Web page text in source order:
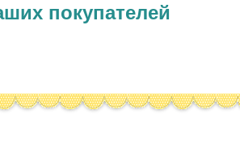
покупателей